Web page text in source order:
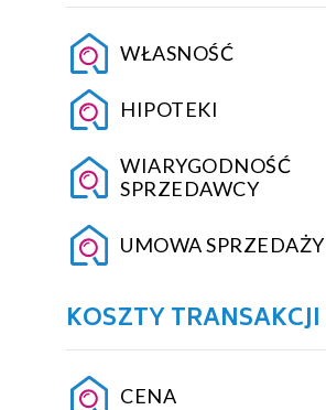
WŁASNOŚĆ
HIPOTEKI
WIARYGODNOŚĆ
SPRZEDAWCY
UMOWA SPRZEDAŻY
KOSZTY TRANSAKCJI
CENA